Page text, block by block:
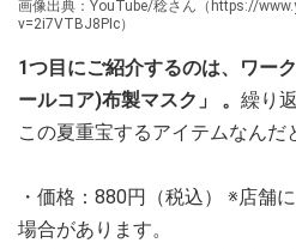
画像出典：YouTube/稔さん（https://
v=2i7VTBJ8PIc）
1つ目にご紹介するのは、ワー
ールコア)布製マスク」 。 繰り
この夏重宝するアイテムなんだ
・価格：880円（税込） ※店舗
場合があります。